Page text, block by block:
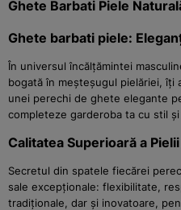
Ghete Barbati Piele
Ghete barbati piele:
În universul încălțămintei
bogată în meșteșugul pielăriei, îți
unei perechi de ghete elegante
completeze garderoba ta cu stil
Calitatea Superioară a
Secretul din spatele fiecărei
sale excepționale: flexibilitate,
tradiționale, dar și inovatoare,